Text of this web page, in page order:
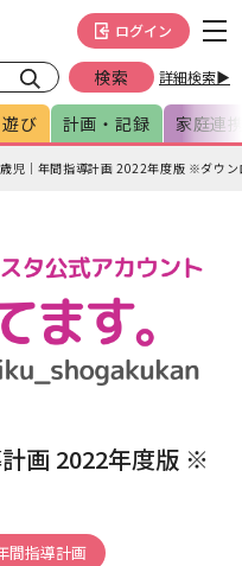
詳細検索▶
ログイン
び 計画・記録 家庭連
児｜年間指導計画 2022年度版 ※ダウン
画 2022年度版 ※
間指導計画